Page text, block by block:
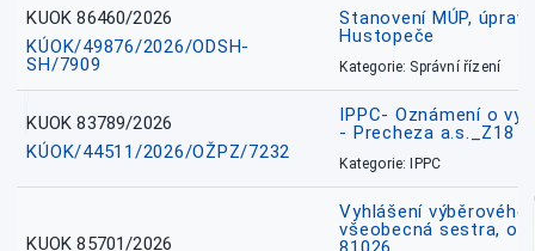
KUOK 86460/2026
KÚOK/49876/2026/ODSH-
SH/7909
Stanovení MÚP,
Hustopeče
Kategorie: Správní řízení
KUOK 83789/2026
KÚOK/44511/2026/OŽPZ/7232
IPPC- Oznámení o
- Precheza a.s._Z18
Kategorie: IPPC
KUOK 85701/2026
Vyhlášení
všeobecná sestra,